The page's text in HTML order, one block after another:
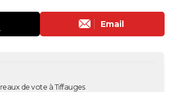
Email
de vote à Tiffauges